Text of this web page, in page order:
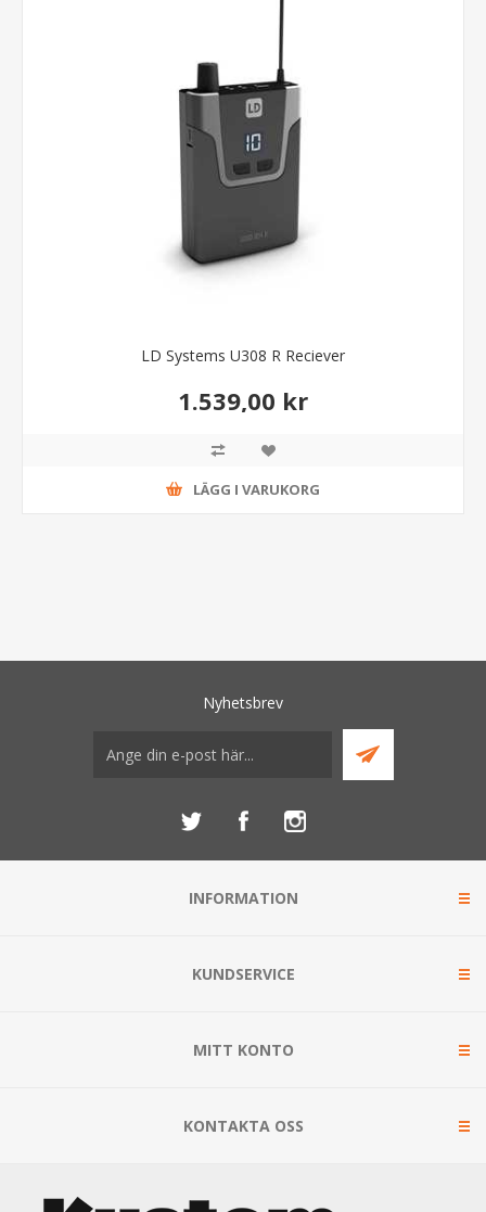
LD Systems U308 R Reciever
1.539,00 kr
LÄGG I VARUKORG
Nyhetsbrev
INFORMATION
KUNDSERVICE
MITT KONTO
KONTAKTA OSS